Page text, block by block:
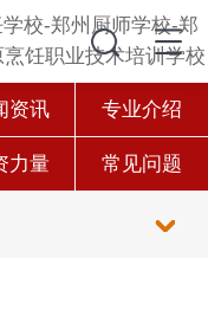
资讯 专业介绍
力量 常见问题